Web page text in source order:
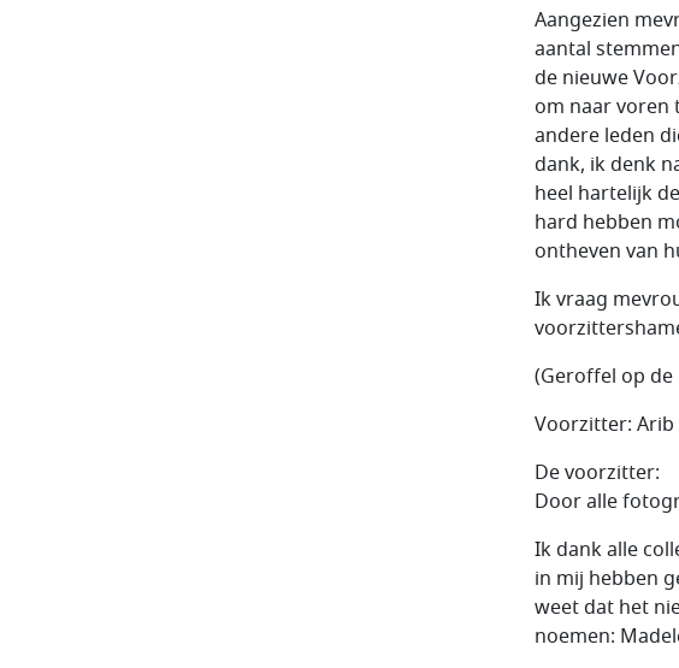
Aangezien
aantal
de nieuwe
om naar voren
andere leden
dank, ik denk
heel hartelijk
hard hebben
ontheven van
Ik vraag
(Geroffel op de
Voorzitter: Arib
De voorzitter:
Door alle
Ik dank alle
in mij hebben
weet dat het
noemen: